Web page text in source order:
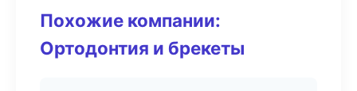
Похожие компании:
Ортодонтия и брекеты